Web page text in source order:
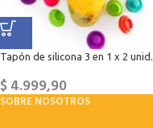
Tapón de silicona 3 en 1 x 2 unid.
$4.999,90
SOBRE NOSOTROS